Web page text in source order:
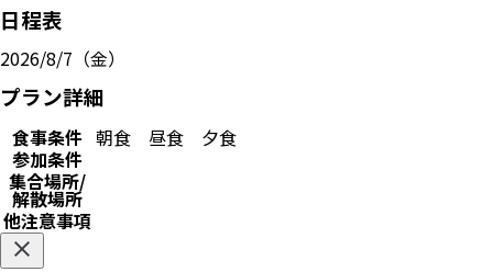
日程表
2026/8/7（金）
プラン詳細
食事条件 朝食 昼食 夕食
参加条件
集合場所/
解散場所
他注意事項